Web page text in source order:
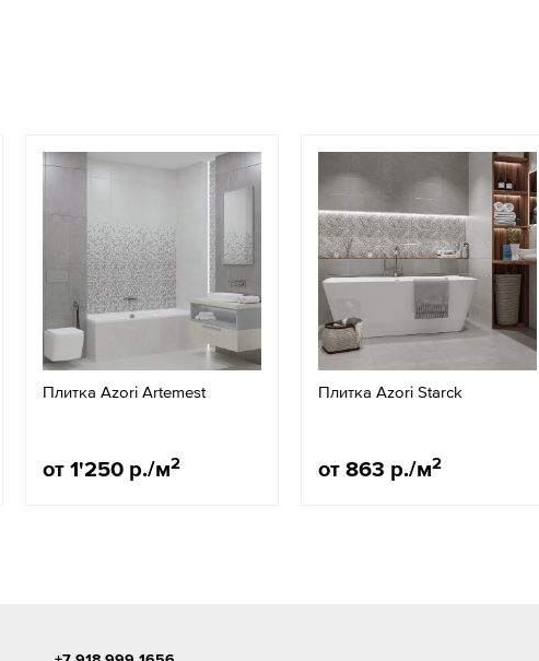
Плитка Azori Artemest
от 1'250 р./м2
Плитка Azori Starck
от 863 р./м2